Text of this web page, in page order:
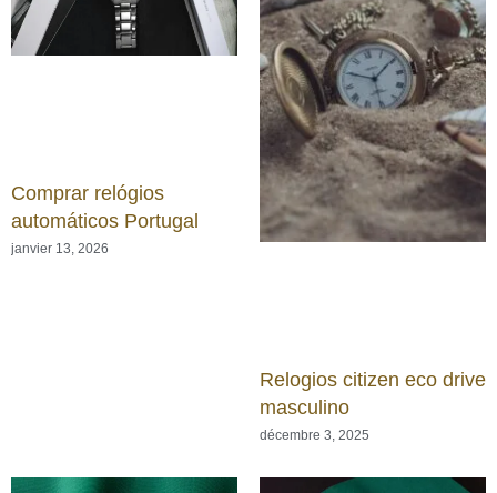
Comprar relógios
automáticos Portugal
janvier 13, 2026
Relogios citizen eco drive
masculino
décembre 3, 2025